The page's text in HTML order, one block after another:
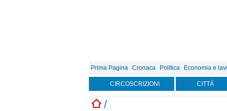
Prima Pagina Cronaca Politica Economia e
CIRCOSCRIZIONI CITTÀ
/